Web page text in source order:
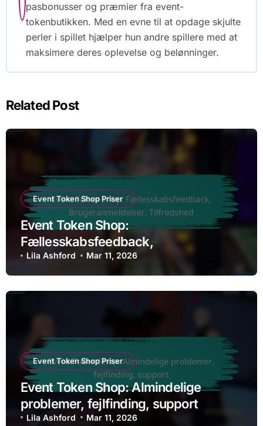
pasbonusser og præmier fra event-
tokenbutikken. Med en evne til at opdage skjulte
perler i spillet hjælper hun andre spillere med at
maksimere deres oplevelse og belønninger.
Related Post
Event Token Shop Priser
Event Token Shop:
Fællesskabsfeedback,
Brugeranmeldelser, Tilfredshed
Lila Ashford Mar 11, 2026
Event Token Shop Priser
Event Token Shop: Almindelige
problemer, fejlfinding, support
Lila Ashford Mar 11, 2026